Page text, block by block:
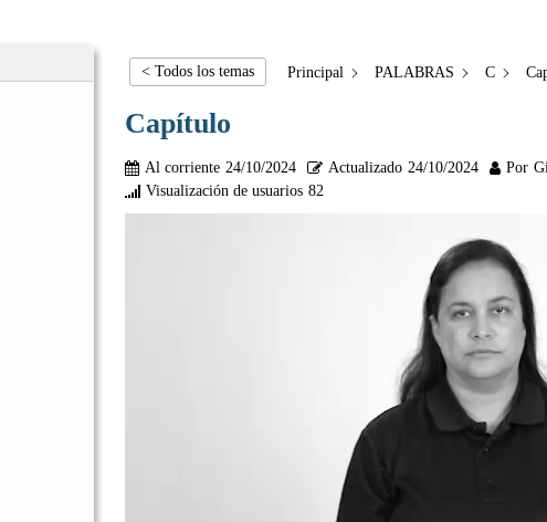
< Todos los temas Principal PALABRAS C
Capítulo
Al corriente 24/10/2024 Actualizado 24/10/2024 Por
Visualización de usuarios 82